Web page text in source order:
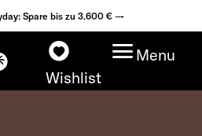
Spare bis zu 3.600 € →
Wishlist
Menu